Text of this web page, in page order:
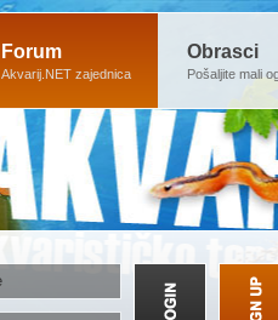
Forum
Akvarij.NET zajednica
Obrasci
Pošaljite mali